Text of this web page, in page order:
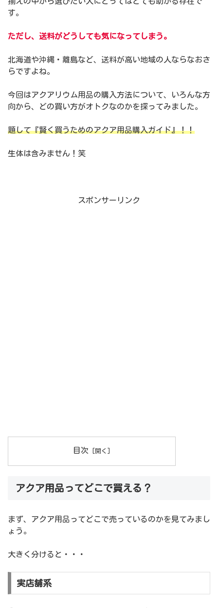
す。
ただし、送料がどうしても気になってしまう。
北海道や沖縄・離島など、送料が高い地域の人ならなおさ
らですよね。
今回はアクアリウム用品の購入方法について、いろんな方
向から、どの買い方がオトクなのかを探ってみました。
題して『賢く買うためのアクア用品購入ガイド』！！
生体は含みません！笑
スポンサーリンク
目次
アクア用品ってどこで買える？
まず、アクア用品ってどこで売っているのかを見てみまし
ょう。
大きく分けると・・・
実店舗系